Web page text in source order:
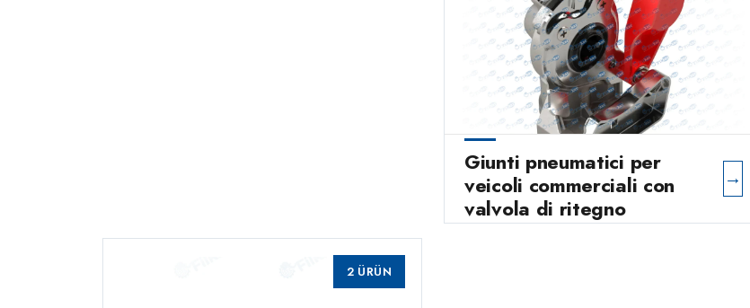
Giunti pneumatici per
veicoli commerciali con
valvola di ritegno
→
2 ÜRÜN